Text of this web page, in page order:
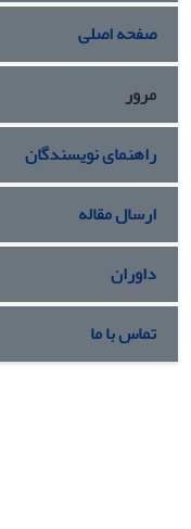
صفحه اصلی
مرور
راهنمای نویسندگان
ارسال مقاله
داوران
تماس با ما